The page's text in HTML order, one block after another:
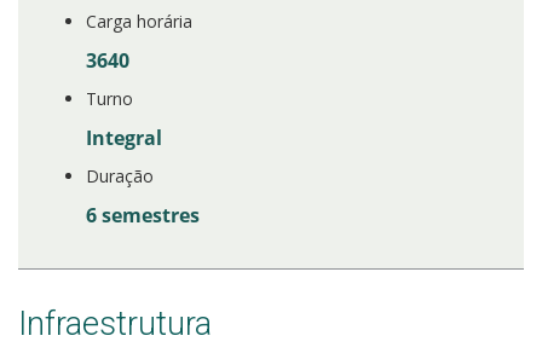
Carga horária
3640
Turno
Integral
Duração
6 semestres
Infraestrutura